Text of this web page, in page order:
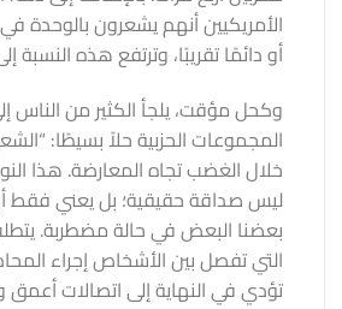
الأمريكيين أنهم يشعرون بالوحدة
أو دائمًا تقريبًا، وترتفع هذه النسبة إلى 61% بين
وكحل مؤقت، يلجأ الكثير من الناس
المجموعات الحزبية حلاً بسيطًا:
خلال الغضب تجاه المعارضة. هذا
ليس صداقة حقيقية؛ بل يعني فقط
بعضنا البعض في حالة مضطربة.
التي تفصل بين الأشخاص إجراء
تؤدي في النهاية إلى اتصالات أعمق